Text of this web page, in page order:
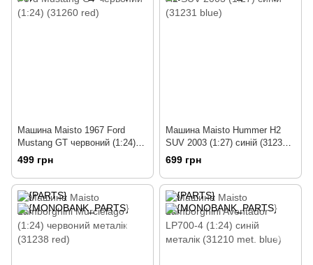
Машина Maisto 1967 Ford
Mustang GT червоний (1:24)
(31260 red)
499 грн
Машина Maisto Hummer H2
SUV 2003 (1:27) синій (31231
blue)
699 грн